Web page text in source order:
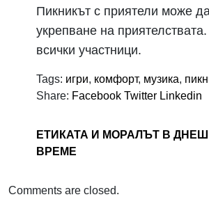
Пикникът с приятели може
укрепване на
всички участници.
Tags: игри, комфорт, музика,
Share: Facebook Twitter Linkedin
ЕТИКАТА И МОРАЛЪТ В
ВРЕМЕ
Comments are closed.